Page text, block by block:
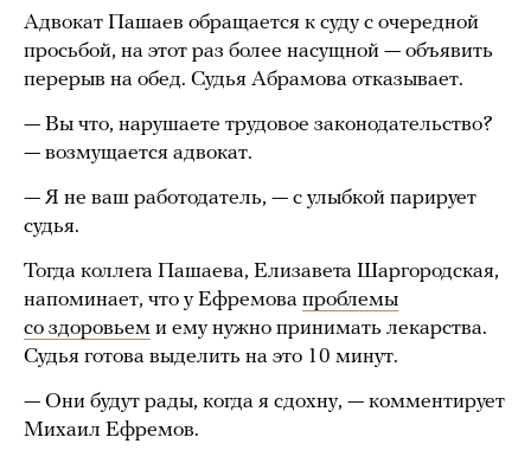
Адвокат Пашаев обращается к суду с очередной
просьбой, на этот раз более насущной — объявить
перерыв на обед. Судья Абрамова отказывает.
— Вы что, нарушаете трудовое законодательство?
— возмущается адвокат.
— Я не ваш работодатель, — с улыбкой парирует
судья.
Тогда коллега Пашаева, Елизавета Шаргородская,
напоминает, что у Ефремова проблемы
со здоровьем и ему нужно принимать лекарства.
Судья готова выделить на это 10 минут.
— Они будут рады, когда я сдохну, — комментирует
Михаил Ефремов.